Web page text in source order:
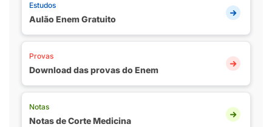
Estudos
Aulão Enem Gratuito
Provas
Download das provas do Enem
Notas
Notas de Corte Medicina